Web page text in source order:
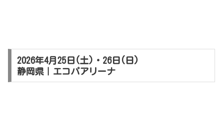
2026年4月25日(土)・26日(日)
静岡県｜エコパアリーナ